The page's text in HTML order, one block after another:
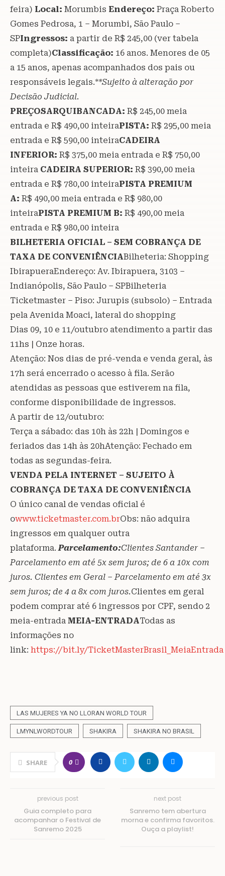
feira) Local: Morumbis Endereço: Praça Roberto
Gomes Pedrosa, 1 – Morumbi, São Paulo –
SPIngressos: a partir de R$ 245,00 (ver tabela
completa)Classificação: 16 anos. Menores de 05
a 15 anos, apenas acompanhados dos pais ou
responsáveis legais.**Sujeito à alteração por
Decisão Judicial.
PREÇOSARQUIBANCADA: R$ 245,00 meia
entrada e R$ 490,00 inteiraPISTA: R$ 295,00 meia
entrada e R$ 590,00 inteiraCADEIRA
INFERIOR: R$ 375,00 meia entrada e R$ 750,00
inteira CADEIRA SUPERIOR: R$ 390,00 meia
entrada e R$ 780,00 inteiraPISTA PREMIUM
A: R$ 490,00 meia entrada e R$ 980,00
inteiraPISTA PREMIUM B: R$ 490,00 meia
entrada e R$ 980,00 inteira
BILHETERIA OFICIAL – SEM COBRANÇA DE
TAXA DE CONVENIÊNCIABilheteria: Shopping
IbirapueraEndereço: Av. Ibirapuera, 3103 –
Indianópolis, São Paulo – SPBilheteria
Ticketmaster – Piso: Jurupis (subsolo) – Entrada
pela Avenida Moaci, lateral do shopping
Dias 09, 10 e 11/outubro atendimento a partir das
11hs | Onze horas.
Atenção: Nos dias de pré-venda e venda geral, às
17h será encerrado o acesso à fila. Serão
atendidas as pessoas que estiverem na fila,
conforme disponibilidade de ingressos.
A partir de 12/outubro:
Terça a sábado: das 10h às 22h | Domingos e
feriados das 14h às 20hAtenção: Fechado em
todas as segundas-feira.
VENDA PELA INTERNET – SUJEITO À
COBRANÇA DE TAXA DE CONVENIÊNCIA
O único canal de vendas oficial é
owww.ticketmaster.com.brObs: não adquira
ingressos em qualquer outra
plataforma. Parcelamento:Clientes Santander –
Parcelamento em até 5x sem juros; de 6 a 10x com
juros. Clientes em Geral – Parcelamento em até 3x
sem juros; de 4 a 8x com juros.Clientes em geral
podem comprar até 6 ingressos por CPF, sendo 2
meia-entrada MEIA-ENTRADATodas as
informações no
link: https://bit.ly/TicketMasterBrasil_MeiaEntrada
LAS MUJERES YA NO LLORAN WORLD TOUR
LMYNLWORDTOUR SHAKIRA SHAKIRA NO BRASIL
SHARE 0
previous post
Guia completo para
acompanhar o Festival de
Sanremo 2025
next post
Sanremo tem abertura
morna e confirma favoritos.
Ouça a playlist!